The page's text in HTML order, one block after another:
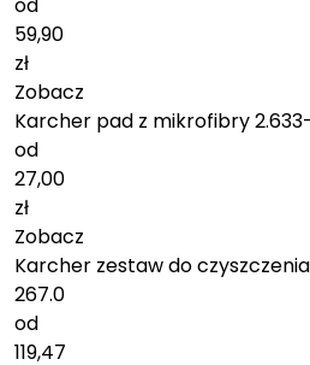
od
59,90
zł
Zobacz
Karcher pad z mikrofibry
od
27,00
zł
Zobacz
Karcher zestaw do czyszczenia
267.0
od
119,47